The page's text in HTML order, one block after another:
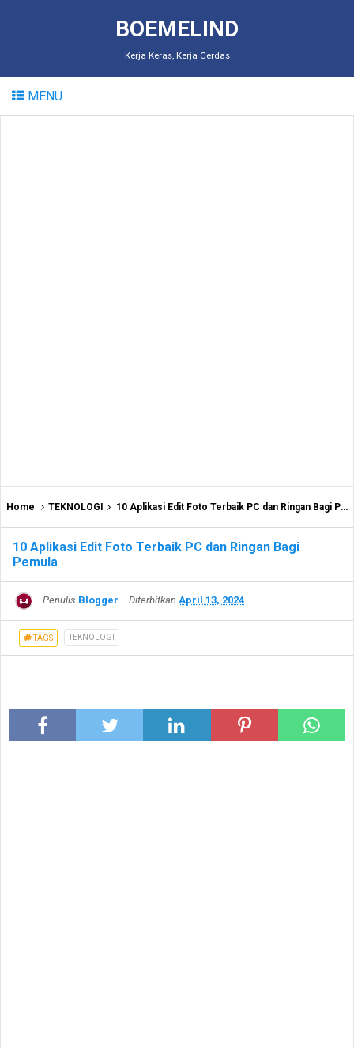
BOEMELIND
Kerja Keras, Kerja Cerdas
MENU
Home TEKNOLOGI 10 Aplikasi Edit Foto Terbaik PC dan Ringan Bagi Pemula
10 Aplikasi Edit Foto Terbaik PC dan Ringan Bagi
Pemula
Penulis Blogger Diterbitkan April 13, 2024
TAGS TEKNOLOGI